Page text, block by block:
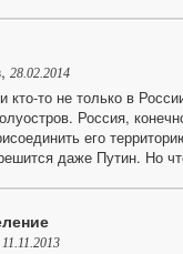
, 28.02.2014
кто-то не только в
Россия,
его
даже Путин. Но
11.11.2013